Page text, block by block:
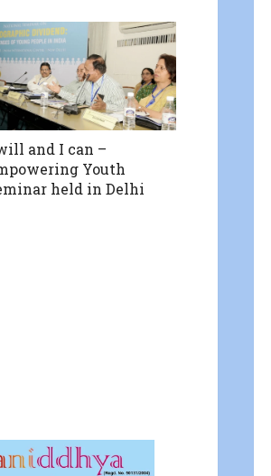
and I can –
Youth
held in Delhi